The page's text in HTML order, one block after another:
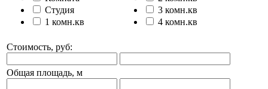
Студия
1 комн.кв
3 комн.кв
4 комн.кв
Стоимость, руб:
Общая площадь, м